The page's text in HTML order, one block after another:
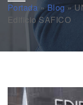
Portada»Blog»
Edificio SAFICO